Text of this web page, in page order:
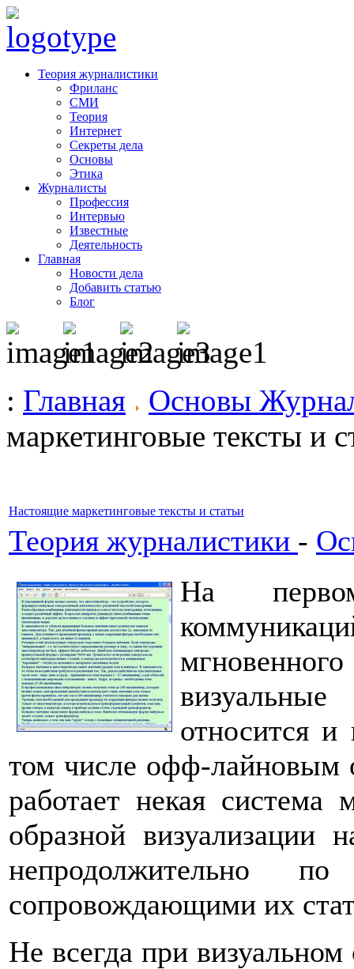
Теория журналистики
Фриланс
СМИ
Теория
Интернет
Секреты дела
Основы
Этика
Журналисты
Профессия
Интервью
Известные
Деятельность
Главная
Новости дела
Добавить статью
Блог
: Главная
Основы
маркетинговые тексты и
Настоящие маркетинговые тексты и статьи
Теория журналистики -
На
относится
том числе офф-лайновым
работает некая система
образной визуализации
непродолжительно
сопровождающими их
Не всегда при